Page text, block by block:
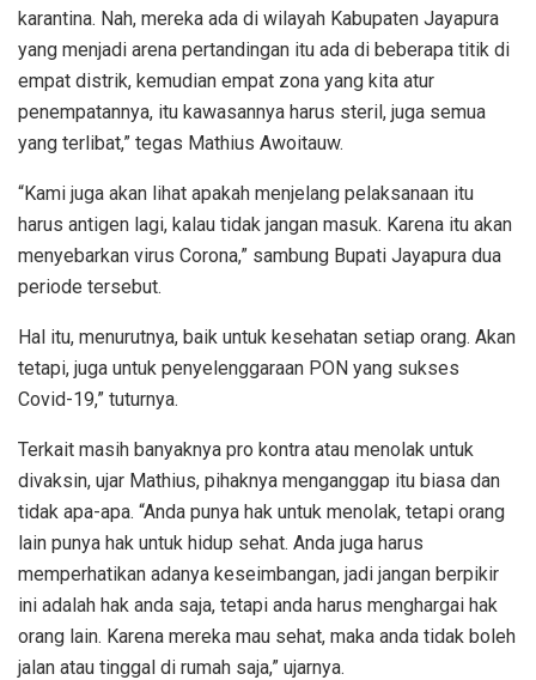
karantina. Nah, mereka ada di wilayah Kabupaten Jayapura
yang menjadi arena pertandingan itu ada di beberapa titik di
empat distrik, kemudian empat zona yang kita atur
penempatannya, itu kawasannya harus steril, juga semua
yang terlibat,” tegas Mathius Awoitauw.
“Kami juga akan lihat apakah menjelang pelaksanaan itu
harus antigen lagi, kalau tidak jangan masuk. Karena itu akan
menyebarkan virus Corona,” sambung Bupati Jayapura dua
periode tersebut.
Hal itu, menurutnya, baik untuk kesehatan setiap orang. Akan
tetapi, juga untuk penyelenggaraan PON yang sukses
Covid-19,” tuturnya.
Terkait masih banyaknya pro kontra atau menolak untuk
divaksin, ujar Mathius, pihaknya menganggap itu biasa dan
tidak apa-apa. “Anda punya hak untuk menolak, tetapi orang
lain punya hak untuk hidup sehat. Anda juga harus
memperhatikan adanya keseimbangan, jadi jangan berpikir
ini adalah hak anda saja, tetapi anda harus menghargai hak
orang lain. Karena mereka mau sehat, maka anda tidak boleh
jalan atau tinggal di rumah saja,” ujarnya.